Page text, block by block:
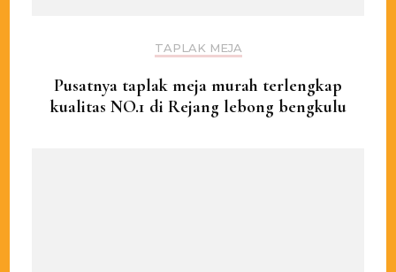
TAPLAK MEJA
Pusatnya taplak meja murah terlengkap
kualitas NO.1 di Rejang lebong bengkulu